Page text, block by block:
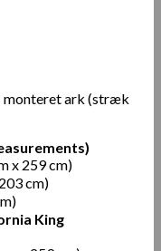
monteret ark (stræk
x 259 cm)
cm)
King